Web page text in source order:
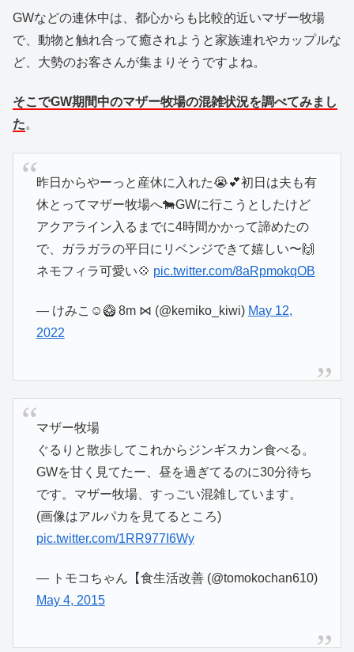
GWなどの連休中は、都心からも比較的近いマザー牧場
で、動物と触れ合って癒されようと家族連れやカップルな
ど、大勢のお客さんが集まりそうですよね。
そこでGW期間中のマザー牧場の混雑状況を調べてみまし
た。
昨日からやーっと産休に入れた😭💕初日は夫も有
休とってマザー牧場へ🐄GWに行こうとしたけど
アクアライン入るまでに4時間かかって諦めたの
で、ガラガラの平日にリベンジできて嬉しい〜🙌
ネモフィラ可愛い💠 pic.twitter.com/8aRpmokqOB
— けみこ☺︎🥝 8m ⋈ (@kemiko_kiwi) May 12,
2022
マザー牧場
ぐるりと散歩してこれからジンギスカン食べる。
GWを甘く見てたー、昼を過ぎてるのに30分待ち
です。マザー牧場、すっごい混雑しています。
(画像はアルパカを見てるところ)
pic.twitter.com/1RR977I6Wy
— トモコちゃん【食生活改善 (@tomokochan610)
May 4, 2015